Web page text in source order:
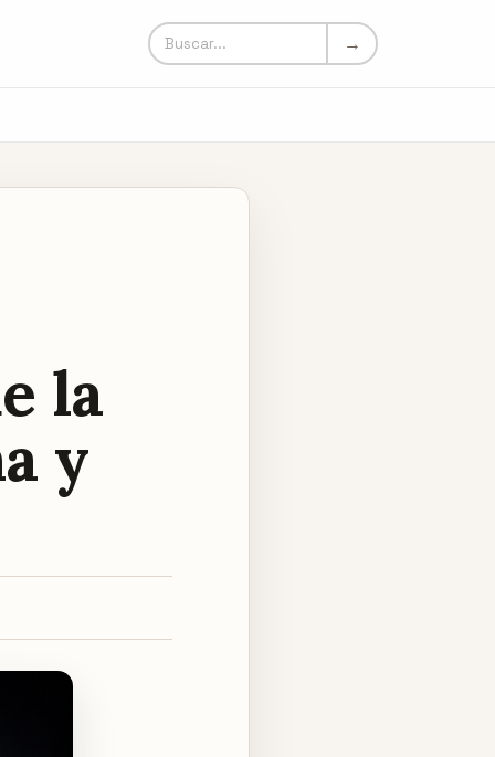
Buscar en Un Mundo Loco→
la
y